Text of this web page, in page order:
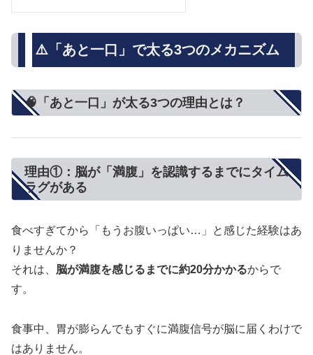
⚠️「あと一口」で太る3つのメカニズム
🧠「あと一口」が太る3つの理由とは？
理由①：脳が「満腹」を認識するまでにタイム
ラグがある
食べすぎてから「もうお腹いっぱい…」と感じた経験はあ
りませんか？
それは、 脳が満腹を感じるまでに約20分かかるからで
す。
食事中、胃が膨らんでもすぐに満腹信号が脳に届くわけで
はありません。